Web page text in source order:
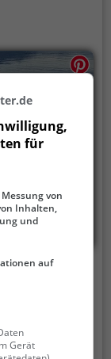
auf dem
für
von
Inhalten,
und
auf
Gerät